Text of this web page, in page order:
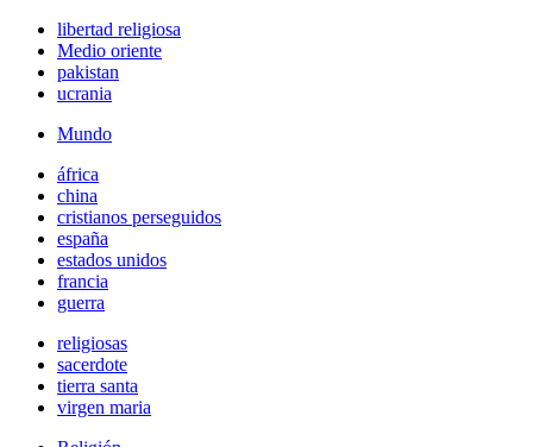
libertad religiosa
Medio oriente
pakistan
ucrania
Mundo
áfrica
china
cristianos perseguidos
españa
estados unidos
francia
guerra
religiosas
sacerdote
tierra santa
virgen maria